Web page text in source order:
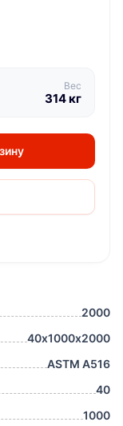
2000
40х1000х2000
ASTM A516
40
1000
Вес
314кг